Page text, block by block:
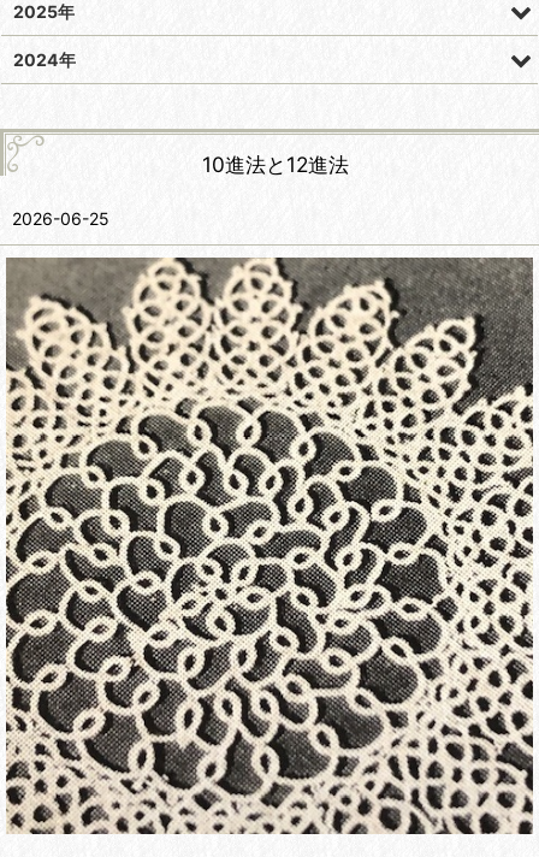
10進法と12進法
2026-06-25
2025年
2024年